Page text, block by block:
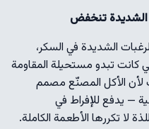
الشديدة تنخفض
الشديدة في السكر،
كانت تبدو مستحيلة المقاومة
الأكل المصنّع مصمم
— يدفع للإفراط في
لا تكررها الأطعمة الكاملة.